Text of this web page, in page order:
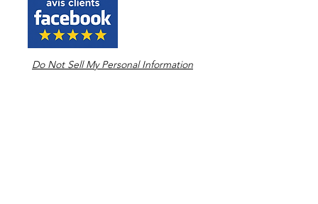
Do Not Sell My Personal Information